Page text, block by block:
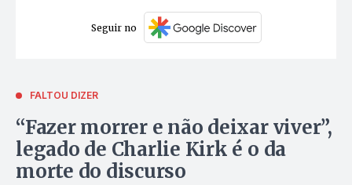
Seguir no
FALTOU DIZER
“Fazer morrer e não deixar viver”,
legado de Charlie Kirk é o da
morte do discurso